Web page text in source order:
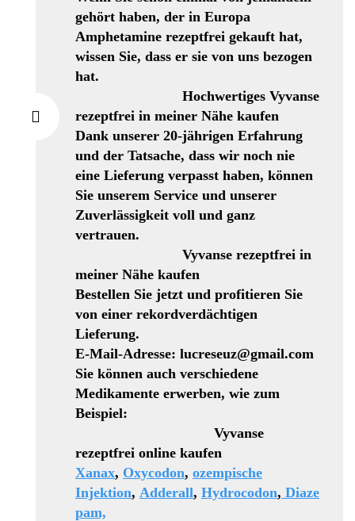
gehört haben, der in Europa
Amphetamine rezeptfrei gekauft hat,
wissen Sie, dass er sie von uns bezogen
hat.
Hochwertiges Vyvanse
rezeptfrei in meiner Nähe kaufen
Dank unserer 20-jährigen Erfahrung
und der Tatsache, dass wir noch nie
eine Lieferung verpasst haben, können
Sie unserem Service und unserer
Zuverlässigkeit voll und ganz
vertrauen.
Vyvanse rezeptfrei in
meiner Nähe kaufen
Bestellen Sie jetzt und profitieren Sie
von einer rekordverdächtigen
Lieferung.
E-Mail-Adresse: lucreseuz@gmail.com
Sie können auch verschiedene
Medikamente erwerben, wie zum
Beispiel:
Vyvanse
rezeptfrei online kaufen
Xanax, Oxycodon, ozempische
Injektion, Adderall, Hydrocodon, Diaze
pam,